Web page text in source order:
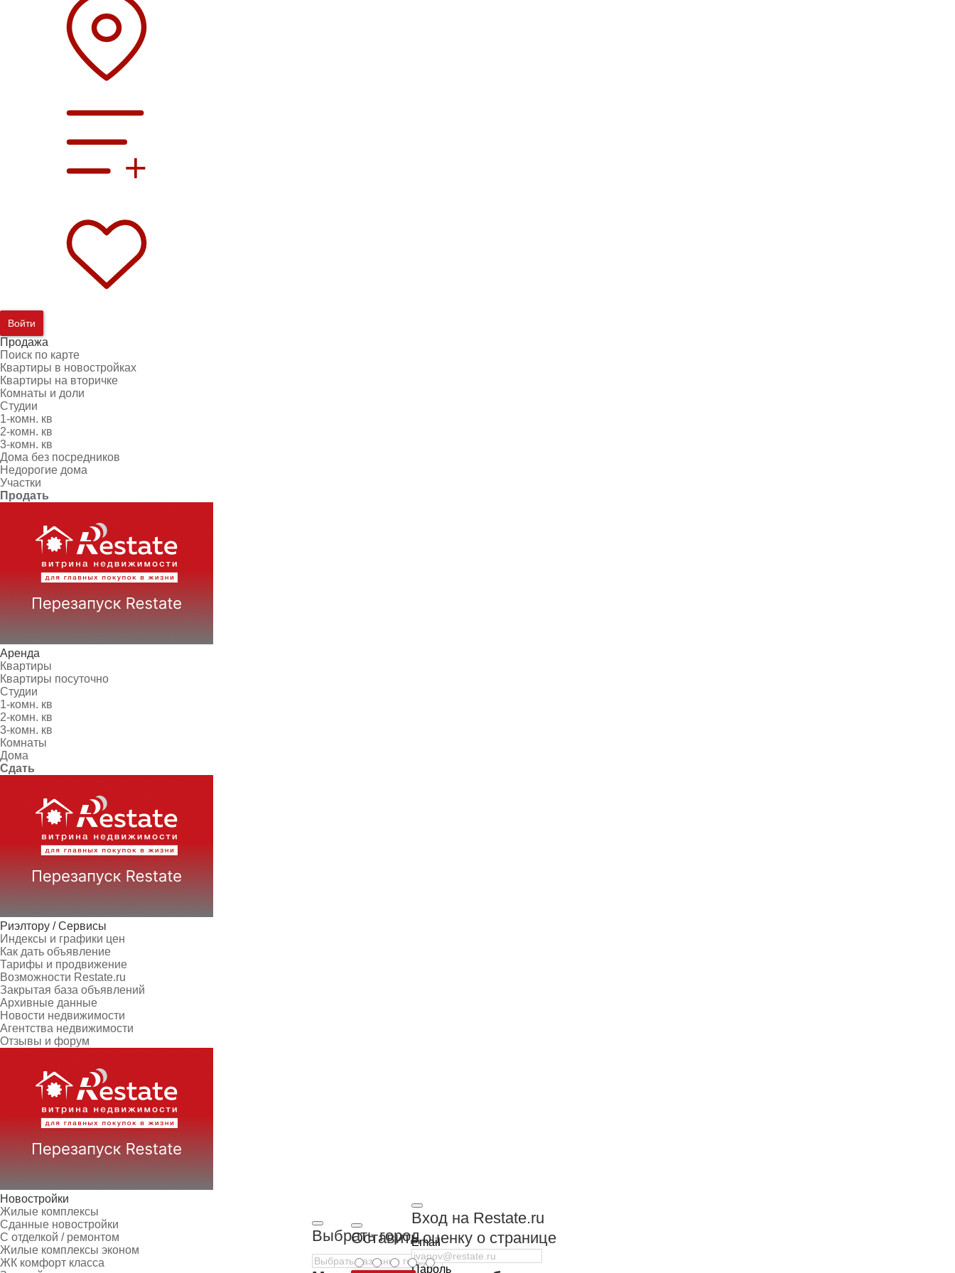
Войти
Продажа
Поиск по карте
Квартиры в новостройках
Квартиры на вторичке
Комнаты и доли
Студии
1-комн. кв
2-комн. кв
3-комн. кв
Дома без посредников
Недорогие дома
Участки
Продать
Аренда
Квартиры
Квартиры посуточно
Студии
1-комн. кв
2-комн. кв
3-комн. кв
Комнаты
Дома
Сдать
Риэлтору / Сервисы
Индексы и графики цен
Как дать объявление
Тарифы и продвижение
Возможности Restate.ru
Закрытая база объявлений
Архивные данные
Новости недвижимости
Агентства недвижимости
Отзывы и форум
Новостройки
Жилые комплексы
Сданные новостройки
С отделкой / ремонтом
Жилые комплексы эконом
ЖК комфорт класса
Выбрать город
Вход на Restate.ru
Email
Пароль
Оставить оценку о странице